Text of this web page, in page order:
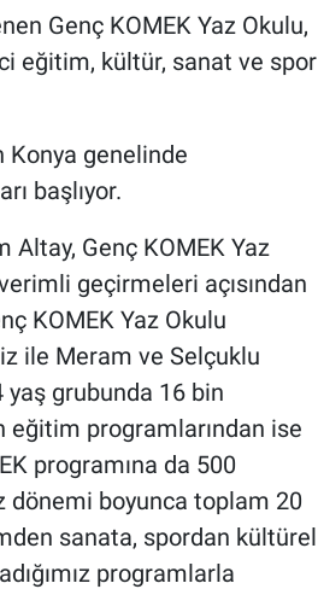
Genç KOMEK Yaz Okulu,
eğitim, kültür, sanat ve spor
Konya genelinde
başlıyor.
Altay, Genç KOMEK Yaz
geçirmeleri açısından
KOMEK Yaz Okulu
ile Meram ve Selçuklu
grubunda 16 bin
programlarından ise
programına da 500
dönemi boyunca toplam 20
sanata, spordan kültürel
programlarla